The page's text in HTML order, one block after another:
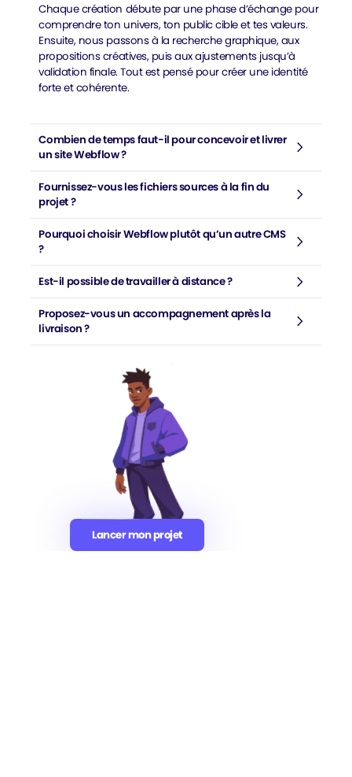
Chaque création débute par une phase d’échange pour
comprendre ton univers, ton public cible et tes valeurs.
Ensuite, nous passons à la recherche graphique, aux
propositions créatives, puis aux ajustements jusqu’à
validation finale. Tout est pensé pour créer une identité
forte et cohérente.
Combien de temps faut-il pour concevoir et livrer
un site Webflow ?
Fournissez-vous les fichiers sources à la fin du
projet ?
Pourquoi choisir Webflow plutôt qu’un autre CMS
?
Est-il possible de travailler à distance ?
Proposez-vous un accompagnement après la
livraison ?
Avec nous, c'estsatisfait
renouvelé
Lancer mon projet
Lancer mon projet